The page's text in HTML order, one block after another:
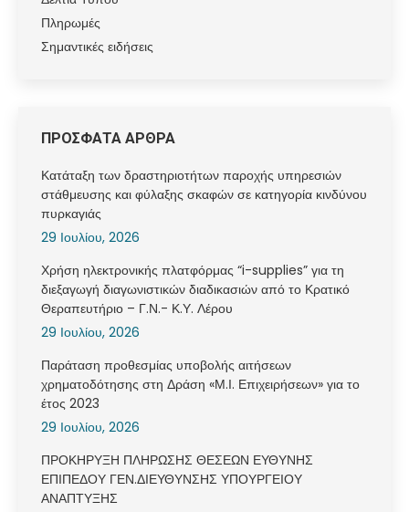
Πληρωμές
Σημαντικές ειδήσεις
ΠΡΟΣΦΑΤΑ ΑΡΘΡΑ
Κατάταξη των δραστηριοτήτων παροχής υπηρεσιών
στάθμευσης και φύλαξης σκαφών σε κατηγορία κινδύνου
πυρκαγιάς
29 Ιουλίου, 2026
Χρήση ηλεκτρονικής πλατφόρμας “i-supplies” για τη
διεξαγωγή διαγωνιστικών διαδικασιών από το Κρατικό
Θεραπευτήριο – Γ.Ν.- Κ.Υ. Λέρου
29 Ιουλίου, 2026
Παράταση προθεσμίας υποβολής αιτήσεων
χρηματοδότησης στη Δράση «Μ.Ι. Επιχειρήσεων» για το
έτος 2023
29 Ιουλίου, 2026
ΠΡΟΚΗΡΥΞΗ ΠΛΗΡΩΣΗΣ ΘΕΣΕΩΝ ΕΥΘΥΝΗΣ
ΕΠΙΠΕΔΟΥ ΓΕΝ.ΔΙΕΥΘΥΝΣΗΣ ΥΠΟΥΡΓΕΙΟΥ
ΑΝΑΠΤΥΞΗΣ